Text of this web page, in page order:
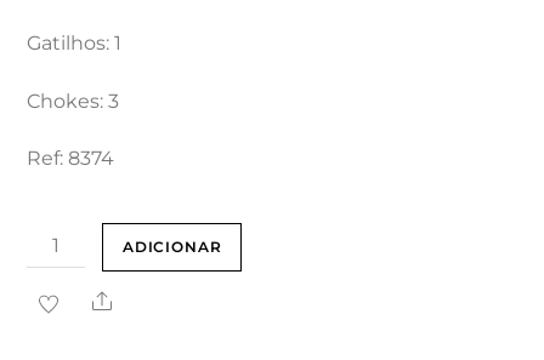
Gatilhos: 1
Chokes: 3
Ref: 8374
Quantidade
de
Benelli
ADICIONAR
Share